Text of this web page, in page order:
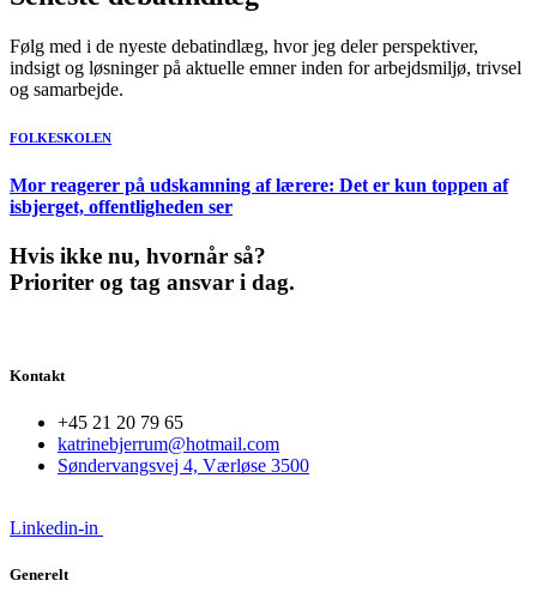
Følg med i de nyeste debatindlæg, hvor jeg deler perspektiver,
indsigt og løsninger på aktuelle emner inden for arbejdsmiljø, trivsel
og samarbejde.
FOLKESKOLEN
Mor reagerer på udskamning af lærere: Det er kun toppen af
isbjerget, offentligheden ser
Hvis ikke nu, hvornår så?
Prioriter og tag ansvar i dag.
Kontakt
+45 21 20 79 65
katrinebjerrum@hotmail.com
Søndervangsvej 4, Værløse 3500
Linkedin-in
Generelt